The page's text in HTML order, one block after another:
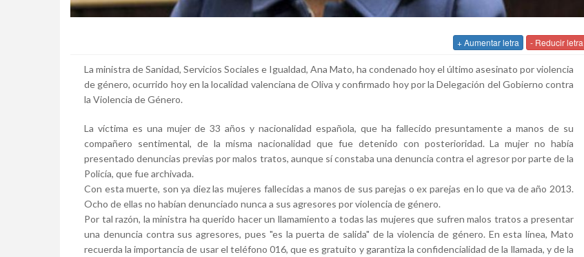
+ Aumentar letra - Reducir letra
La ministra de Sanidad, Servicios Sociales e Igualdad, Ana Mato, ha condenado hoy el último asesinato por violencia
de género, ocurrido hoy en la localidad valenciana de Oliva y confirmado hoy por la Delegación del Gobierno contra
la Violencia de Género.
La víctima es una mujer de 33 años y nacionalidad española, que ha fallecido presuntamente a manos de su
compañero sentimental, de la misma nacionalidad que fue detenido con posterioridad. La mujer no había
presentado denuncias previas por malos tratos, aunque sí constaba una denuncia contra el agresor por parte de la
Policía, que fue archivada.
Con esta muerte, son ya diez las mujeres fallecidas a manos de sus parejas o ex parejas en lo que va de año 2013.
Ocho de ellas no habían denunciado nunca a sus agresores por violencia de género.
Por tal razón, la ministra ha querido hacer un llamamiento a todas las mujeres que sufren malos tratos a presentar
una denuncia contra sus agresores, pues "es la puerta de salida" de la violencia de género. En esta línea, Mato
recuerda la importancia de usar el teléfono 016, que es gratuito y garantiza la confidencialidad de la llamada, y de la